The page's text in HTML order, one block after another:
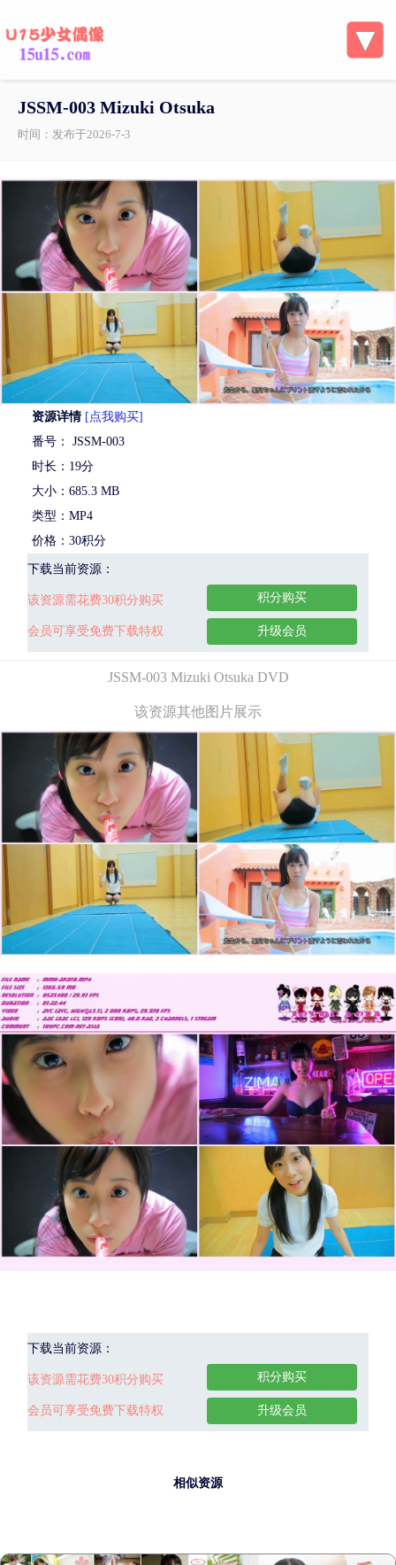
JSSM-003 Mizuki Otsuka
时间：发布于2026-7-3
资源详情 [点我购买]
番号： JSSM-003
时长：19分
大小：685.3 MB
类型：MP4
价格：30积分
下载当前资源：
该资源需花费30积分购买
会员可享受免费下载特权
积分购买
升级会员
JSSM-003 Mizuki Otsuka DVD
该资源其他图片展示
下载当前资源：
该资源需花费30积分购买
会员可享受免费下载特权
积分购买
升级会员
相似资源